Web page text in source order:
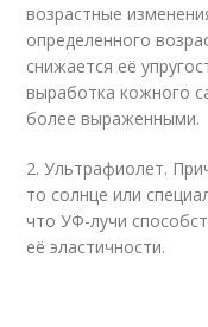
возрастные
определенного
снижается её
выработка кожного
более выраженными.
2. Ультрафиолет.
то солнце или
что УФ-лучи
её эластичности.